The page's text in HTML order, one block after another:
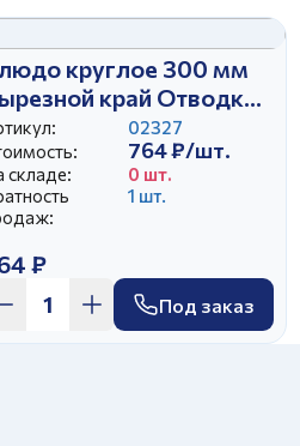
круглое 300 мм
край Отводка
02327
764 ₽/шт.
складе:
0 шт.
1 шт.
₽
Под заказ